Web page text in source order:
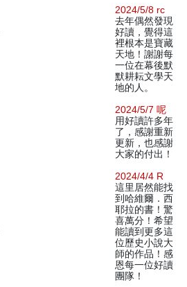
2024/5/8 rc
去年偶然發現
好讀，覺得這
裡根本是寶藏
天地！謝謝每
一位在幕後默
默耕耘文學天
地的人。
2024/5/7 呢
用好讀許多年
了，感謝重新
更新，也感謝
大家的付出！
2024/4/4 R
這里居然能找
到哈維爾．西
耶拉的書！驚
喜萬分！希望
能讀到更多這
位歷史小說大
師的作品！感
恩每一位好讀
團隊！